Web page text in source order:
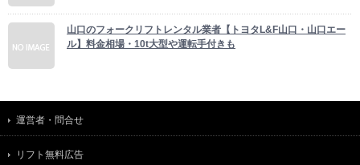
山口のフォークリフトレンタル業者【トヨタL&F山口・山口エー
ル】料金相場・10t大型や運転手付きも
運営者・問合せ
リフト無料広告